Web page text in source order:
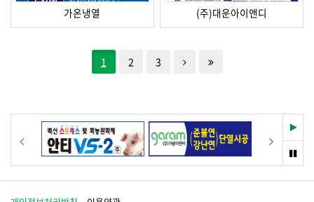
가온냉열 (주)대운아이앤디
1 2 3 한단계 뒤로제일 뒤로
재
생
멈
춤